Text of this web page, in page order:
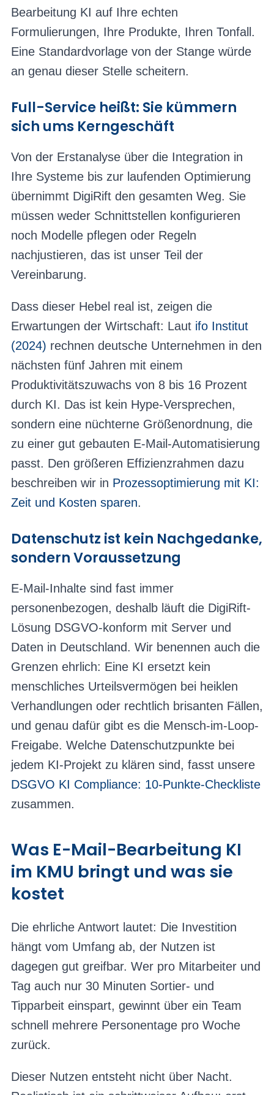
Bearbeitung KI auf Ihre echten
Formulierungen, Ihre Produkte, Ihren Tonfall.
Eine Standardvorlage von der Stange würde
an genau dieser Stelle scheitern.
Full-Service heißt: Sie kümmern
sich ums Kerngeschäft
Von der Erstanalyse über die Integration in
Ihre Systeme bis zur laufenden Optimierung
übernimmt DigiRift den gesamten Weg. Sie
müssen weder Schnittstellen konfigurieren
noch Modelle pflegen oder Regeln
nachjustieren, das ist unser Teil der
Vereinbarung.
Dass dieser Hebel real ist, zeigen die
Erwartungen der Wirtschaft: Laut ifo Institut
(2024) rechnen deutsche Unternehmen in den
nächsten fünf Jahren mit einem
Produktivitätszuwachs von 8 bis 16 Prozent
durch KI. Das ist kein Hype-Versprechen,
sondern eine nüchterne Größenordnung, die
zu einer gut gebauten E-Mail-Automatisierung
passt. Den größeren Effizienzrahmen dazu
beschreiben wir in Prozessoptimierung mit KI:
Zeit und Kosten sparen.
Datenschutz ist kein Nachgedanke,
sondern Voraussetzung
E-Mail-Inhalte sind fast immer
personenbezogen, deshalb läuft die DigiRift-
Lösung DSGVO-konform mit Server und
Daten in Deutschland. Wir benennen auch die
Grenzen ehrlich: Eine KI ersetzt kein
menschliches Urteilsvermögen bei heiklen
Verhandlungen oder rechtlich brisanten Fällen,
und genau dafür gibt es die Mensch-im-Loop-
Freigabe. Welche Datenschutzpunkte bei
jedem KI-Projekt zu klären sind, fasst unsere
DSGVO KI Compliance: 10-Punkte-Checkliste
zusammen.
Was E-Mail-Bearbeitung KI
im KMU bringt und was sie
kostet
Die ehrliche Antwort lautet: Die Investition
hängt vom Umfang ab, der Nutzen ist
dagegen gut greifbar. Wer pro Mitarbeiter und
Tag auch nur 30 Minuten Sortier- und
Tipparbeit einspart, gewinnt über ein Team
schnell mehrere Personentage pro Woche
zurück.
Dieser Nutzen entsteht nicht über Nacht.